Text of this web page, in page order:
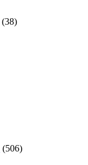
(38)
(506)